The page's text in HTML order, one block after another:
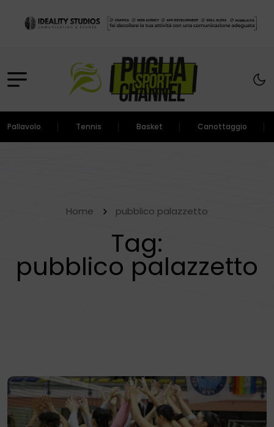
Pallavolo Tennis Basket Canottaggio
Home pubblico palazzetto
Tag:
pubblico palazzetto